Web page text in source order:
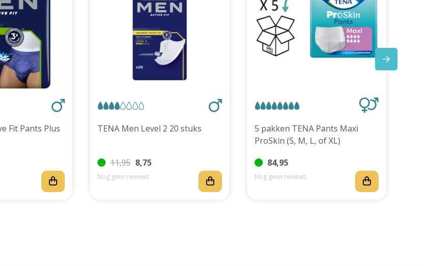
TENA Men Active Fit Pants Plus TENA Men Level 2 20 stuks
11,95 8,75
Nog geen reviews
5 pakken TENA Pants Maxi
ProSkin (S, M, L, of XL)
84,95
Nog geen reviews